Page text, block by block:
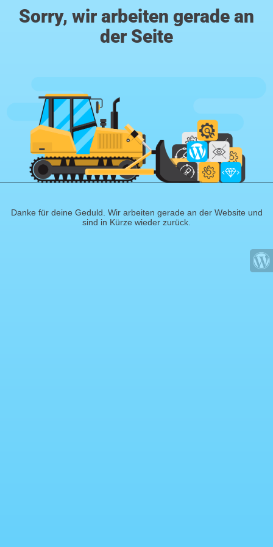
Sorry, wir arbeiten gerade an
der Seite
Danke für deine Geduld. Wir arbeiten gerade an der Website und
sind in Kürze wieder zurück.